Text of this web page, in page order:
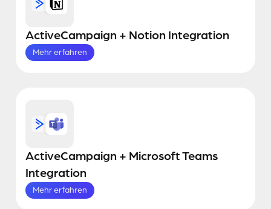
ActiveCampaign + Notion Integration
Mehr erfahren
ActiveCampaign + Microsoft Teams
Integration
Mehr erfahren